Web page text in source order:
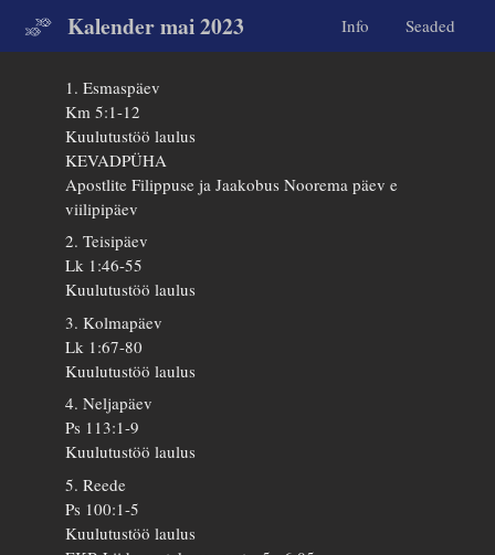
Kalender mai 2023 Info Seaded
1. Esmaspäev
Km 5:1-12
Kuulutustöö laulus
KEVADPÜHA
Apostlite Filippuse ja Jaakobus Noorema päev e
viilipipäev
2. Teisipäev
Lk 1:46-55
Kuulutustöö laulus
3. Kolmapäev
Lk 1:67-80
Kuulutustöö laulus
4. Neljapäev
Ps 113:1-9
Kuulutustöö laulus
5. Reede
Ps 100:1-5
Kuulutustöö laulus